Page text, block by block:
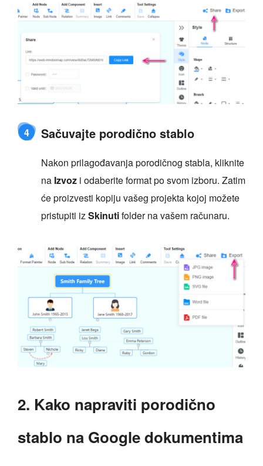
4 Sačuvajte porodično stablo
Nakon prilagođavanja porodičnog stabla, kliknite
na Izvoz i odaberite format po svom izboru. Zatim
će proizvesti kopiju vašeg projekta kojoj možete
pristupiti izSkinutifolder na vašem računaru.
2. Kako napraviti porodično
stablo na Google dokumentima